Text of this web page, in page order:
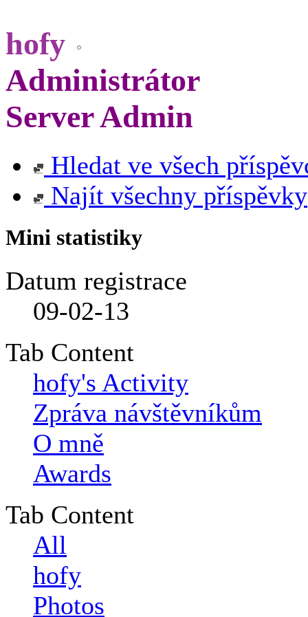
hofy
Administrátor
Server Admin
Hledat ve všech
Najít všechny příspěvky
Mini statistiky
Datum registrace
09-02-13
Tab Content
hofy's Activity
Zpráva návštěvníkům
O mně
Awards
Tab Content
All
hofy
Photos